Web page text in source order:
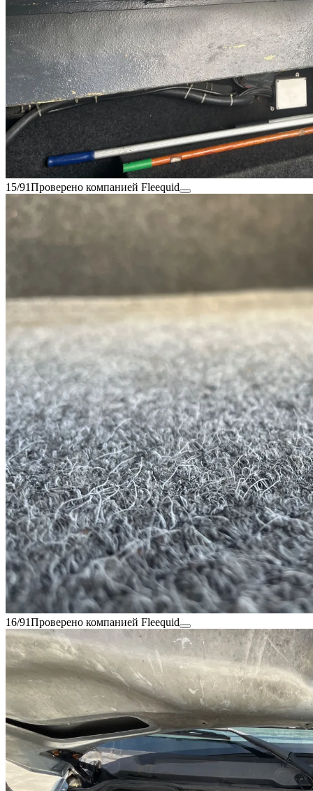
15/91Проверено компанией Fleequid
16/91Проверено компанией Fleequid